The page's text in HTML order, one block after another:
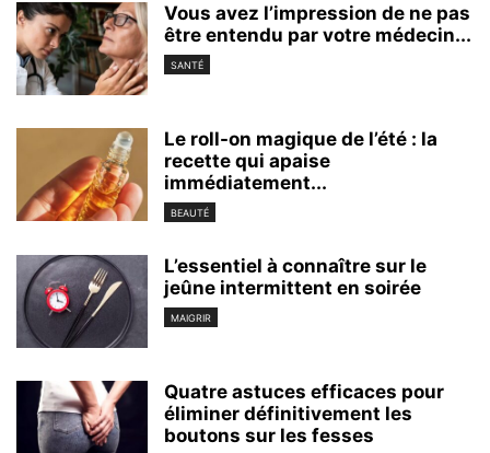
Vous avez l’impression de ne pas
être entendu par votre médecin...
SANTÉ
Le roll-on magique de l’été : la
recette qui apaise
immédiatement...
BEAUTÉ
L’essentiel à connaître sur le
jeûne intermittent en soirée
MAIGRIR
Quatre astuces efficaces pour
éliminer définitivement les
boutons sur les fesses